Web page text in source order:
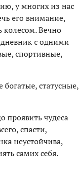
у многих из нас
его внимание,
колесом. Вечно
дневник с одними
спортивные,
статусные,
чудеса
спасти,
неустойчива,
самих себя.